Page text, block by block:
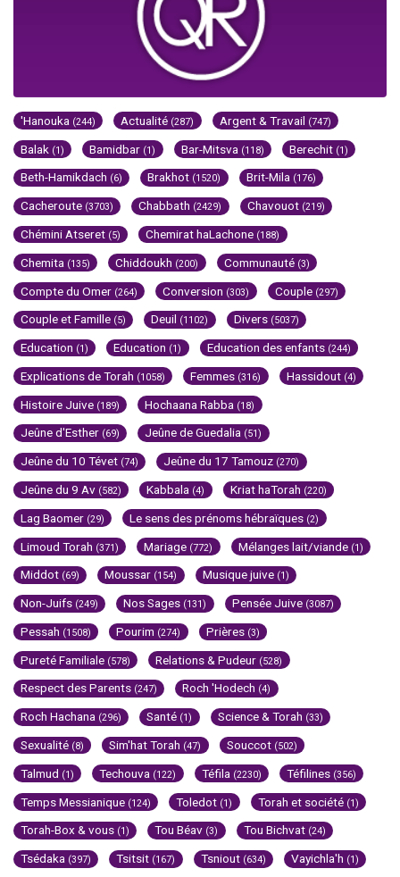
'Hanouka (244) Actualité (287) Argent & Travail (747)
Balak (1) Bamidbar (1) Bar-Mitsva (118) Berechit (1)
Beth-Hamikdach (6) Brakhot (1520) Brit-Mila (176)
Cacheroute (3703) Chabbath (2429) Chavouot (219)
Chémini Atseret (5) Chemirat haLachone (188)
Chemita (135) Chiddoukh (200) Communauté (3)
Compte du Omer (264) Conversion (303) Couple (297)
Couple et Famille (5) Deuil (1102) Divers (5037)
Education (1) Education (1) Education des enfants (244)
Explications de Torah (1058) Femmes (316) Hassidout (4)
Histoire Juive (189) Hochaana Rabba (18)
Jeûne d'Esther (69) Jeûne de Guedalia (51)
Jeûne du 10 Tévet (74) Jeûne du 17 Tamouz (270)
Jeûne du 9 Av (582) Kabbala (4) Kriat haTorah (220)
Lag Baomer (29) Le sens des prénoms hébraïques (2)
Limoud Torah (371) Mariage (772) Mélanges lait/viande (1)
Middot (69) Moussar (154) Musique juive (1)
Non-Juifs (249) Nos Sages (131) Pensée Juive (3087)
Pessah (1508) Pourim (274) Prières (3)
Pureté Familiale (578) Relations & Pudeur (528)
Respect des Parents (247) Roch 'Hodech (4)
Roch Hachana (296) Santé (1) Science & Torah (33)
Sexualité (8) Sim'hat Torah (47) Souccot (502)
Talmud (1) Techouva (122) Téfila (2230) Téfilines (356)
Temps Messianique (124) Toledot (1) Torah et société (1)
Torah-Box & vous (1) Tou Béav (3) Tou Bichvat (24)
Tsédaka (397) Tsitsit (167) Tsniout (634) Vayichla'h (1)